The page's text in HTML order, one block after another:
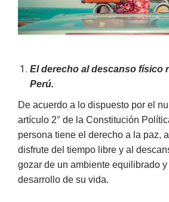
El derecho al descanso físico
Perú.
De acuerdo a lo dispuesto por el
artículo 2° de la Constitución
persona tiene el derecho a la paz,
disfrute del tiempo libre y al
gozar de un ambiente equilibrado y
desarrollo de su vida.